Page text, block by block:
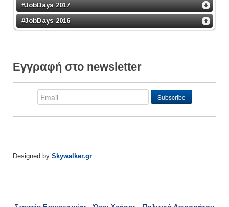
#JobDays 2017
#JobDays 2016
Εγγραφή στο newsletter
Designed by Skywalker.gr